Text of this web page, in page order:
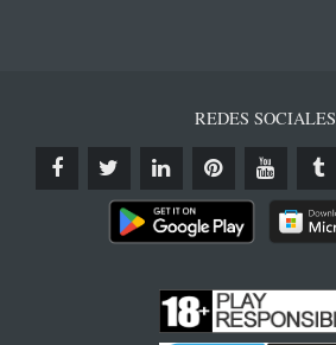
REDES SOCIALES